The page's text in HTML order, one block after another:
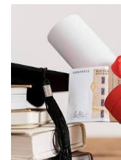
Mahmutović Dok
istrage, odgovornost […]